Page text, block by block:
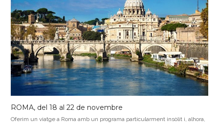
ROMA, del 18 al 22 de novembre
Oferim un viatge a Roma amb un programa particularment insòlit i, alhora,